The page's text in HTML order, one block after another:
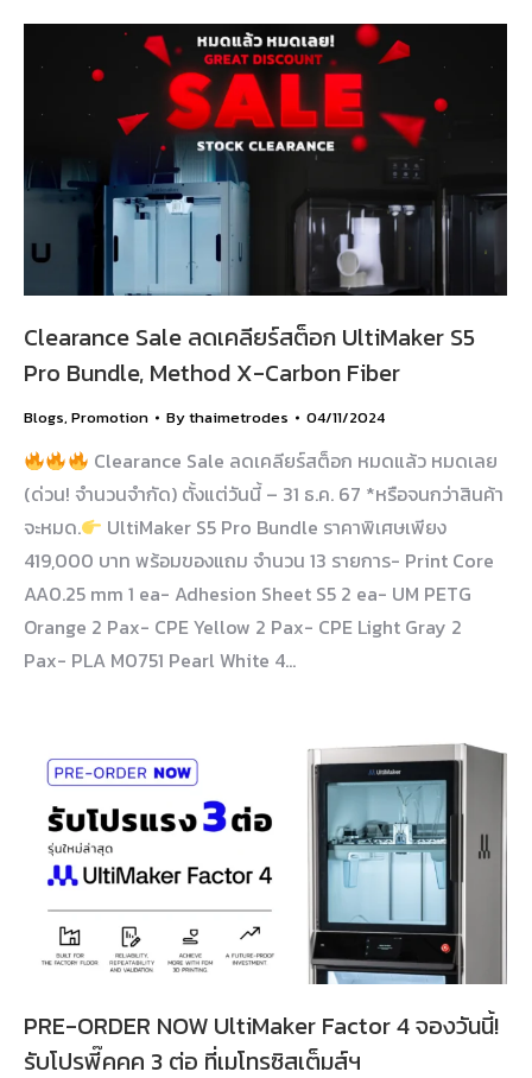
Clearance Sale ลดเคลียร์สต็อก UltiMaker S5
Pro Bundle, Method X-Carbon Fiber
Blogs, Promotion Bythaimetrodes 04/11/2024
Clearance Sale ลดเคลียร์สต็อก หมดแล้ว หมดเลย
(ด่วน! จำนวนจำกัด) ตั้งแต่วันนี้ – 31 ธ.ค. 67 *หรือจนกว่าสินค้า
จะหมด.
UltiMaker S5 Pro Bundle ราคาพิเศษเพียง
419,000 บาท พร้อมของแถม จำนวน 13 รายการ- Print Core
AA0.25 mm 1 ea- Adhesion Sheet S5 2 ea- UM PETG
Orange 2 Pax- CPE Yellow 2 Pax- CPE Light Gray 2
Pax- PLA M0751 Pearl White 4…
PRE-ORDER NOW UltiMaker Factor 4 จองวันนี้!
รับโปรพี๊คคค 3 ต่อ ที่เมโทรซิสเต็มส์ฯ